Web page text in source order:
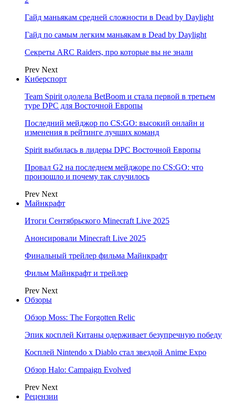
Гайд маньякам средней сложности в Dead by Daylight
Гайд по самым легким маньякам в Dead by Daylight
Секреты ARC Raiders, про которые вы не знали
Prev Next
Киберспорт
Team Spirit одолела BetBoom и стала первой в третьем
туре DPC для Восточной Европы
Последний мейджор по CS:GO: высокий онлайн и
изменения в рейтинге лучших команд
Spirit выбилась в лидеры DPC Восточной Европы
Провал G2 на последнем мейджоре по CS:GO: что
произошло и почему так случилось
Prev Next
Майнкрафт
Итоги Сентябрьского Minecraft Live 2025
Анонсировали Minecraft Live 2025
Финальный трейлер фильма Майнкрафт
Фильм Майнкрафт и трейлер
Prev Next
Обзоры
Обзор Moss: The Forgotten Relic
Эпик косплей Китаны одерживает безупречную победу
Косплей Nintendo x Diablo стал звездой Anime Expo
Обзор Halo: Campaign Evolved
Prev Next
Рецензии